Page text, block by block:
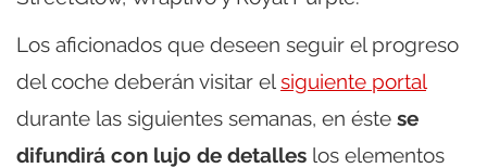
Los aficionados que deseen seguir el progreso
del coche deberán visitar elsiguiente portal
durante las siguientes semanas, en éste se
difundirá con lujo de detalles los elementos